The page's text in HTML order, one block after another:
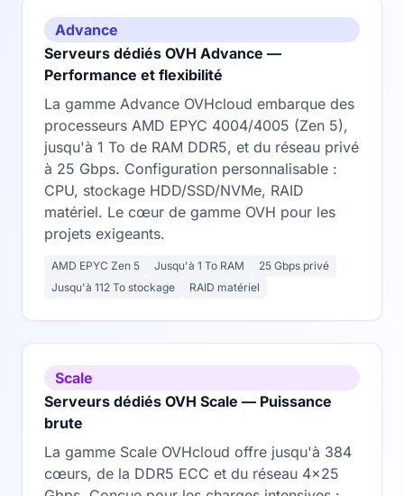
Advance
Serveurs dédiés OVH Advance —
Performance et flexibilité
La gamme Advance OVHcloud embarque des
processeurs AMD EPYC 4004/4005 (Zen 5),
jusqu'à 1 To de RAM DDR5, et du réseau privé
à 25 Gbps. Configuration personnalisable :
CPU, stockage HDD/SSD/NVMe, RAID
matériel. Le cœur de gamme OVH pour les
projets exigeants.
AMD EPYC Zen 5 Jusqu'à 1 To RAM
25 Gbps privé
Jusqu'à 112 To stockage
RAID matériel
Scale
Serveurs dédiés OVH Scale — Puissance
brute
La gamme Scale OVHcloud offre jusqu'à 384
cœurs, de la DDR5 ECC et du réseau 4×25